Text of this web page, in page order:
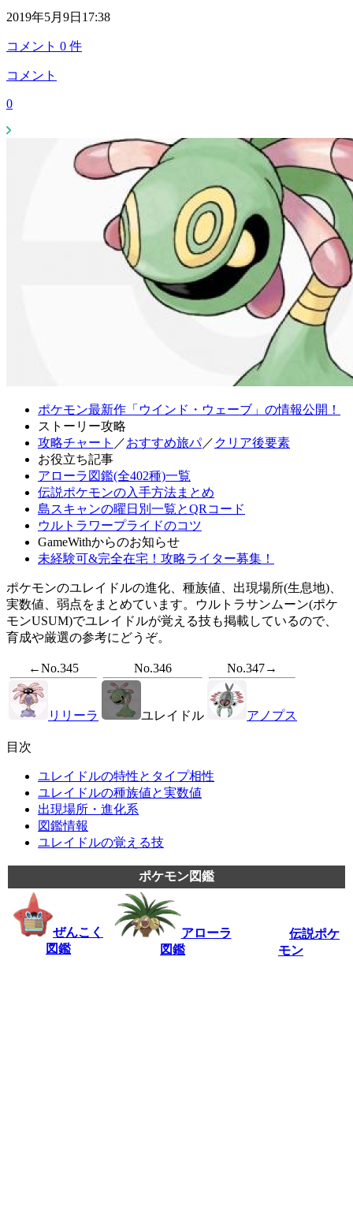
2019年5月9日17:38
コメント 0 件
コメント
0
ポケモン最新作「ウインド・ウェーブ」の情報公開！
ストーリー攻略
攻略チャート ／おすすめ旅パ／ クリア後要素
お役立ち記事
アローラ図鑑(全402種)一覧
伝説ポケモンの入手方法まとめ
島スキャンの曜日別一覧とQRコード
ウルトラワープライドのコツ
GameWithからのお知らせ
未経験可&完全在宅！攻略ライター募集！
ポケモンのユレイドルの進化、種族値、出現場所(生息地)、
実数値、弱点をまとめています。ウルトラサンムーン(ポケ
モンUSUM)でユレイドルが覚える技も掲載しているので、
育成や厳選の参考にどうぞ。
←No.345
リリーラ
No.346
ユレイドル
No.347→
アノプス
目次
ユレイドルの特性とタイプ相性
ユレイドルの種族値と実数値
出現場所・進化系
図鑑情報
ユレイドルの覚える技
ポケモン図鑑
ぜんこく
図鑑
アローラ
図鑑
伝説ポケ
モン